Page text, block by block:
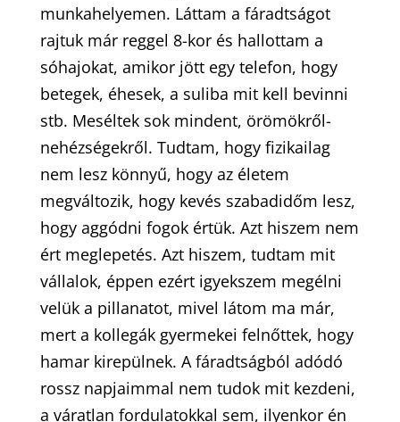
munkahelyemen. Láttam a fáradtságot
rajtuk már reggel 8-kor és hallottam a
sóhajokat, amikor jött egy telefon, hogy
betegek, éhesek, a suliba mit kell bevinni
stb. Meséltek sok mindent, örömökről-
nehézségekről. Tudtam, hogy fizikailag
nem lesz könnyű, hogy az életem
megváltozik, hogy kevés szabadidőm lesz,
hogy aggódni fogok értük. Azt hiszem nem
ért meglepetés. Azt hiszem, tudtam mit
vállalok, éppen ezért igyekszem megélni
velük a pillanatot, mivel látom ma már,
mert a kollegák gyermekei felnőttek, hogy
hamar kirepülnek. A fáradtságból adódó
rossz napjaimmal nem tudok mit kezdeni,
a váratlan fordulatokkal sem, ilyenkor én